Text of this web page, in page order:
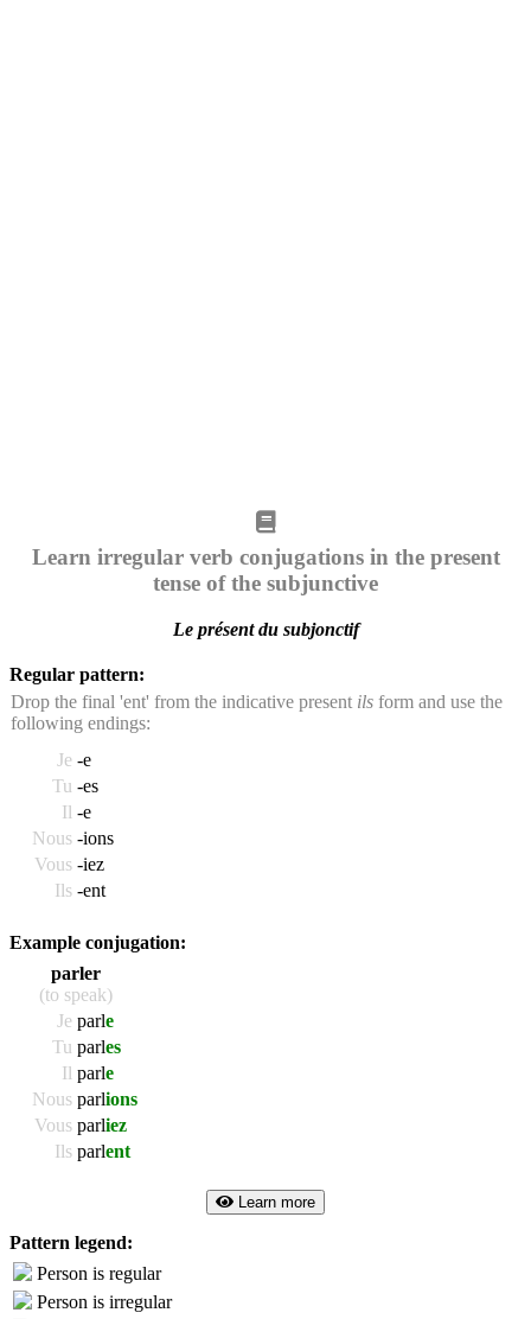
Learn irregular verb conjugations in the present
tense of the subjunctive
Le présent du subjonctif
Regular pattern:
Drop the final 'ent' from the indicative present ils form and use the
following endings:
Je -e
Tu -es
Il -e
Nous -ions
Vous -iez
Ils -ent
Example conjugation:
parler
(to speak)
Je parle
Tu parles
Il parle
Nous parlions
Vous parliez
Ils parlent
Learn more
Pattern legend:
Person is regular
Person is irregular